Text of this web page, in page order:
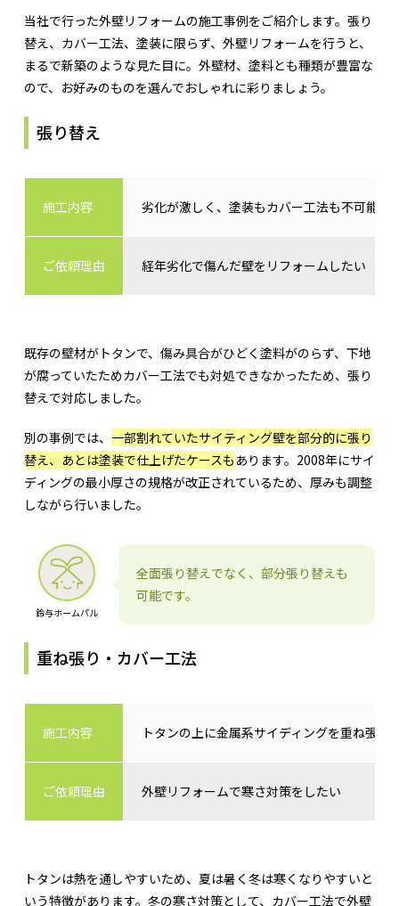
当社で行った外壁リフォームの施工事例をご紹介します。張り
替え、カバー工法、塗装に限らず、外壁リフォームを行うと、
まるで新築のような見た目に。外壁材、塗料とも種類が豊富な
ので、お好みのものを選んでおしゃれに彩りましょう。
張り替え
施工内容 劣化が激しく、塗装もカバー工法も不可能だ
ご依頼理由 経年劣化で傷んだ壁をリフォームしたい
既存の壁材がトタンで、傷み具合がひどく塗料がのらず、下地
が腐っていたためカバー工法でも対処できなかったため、張り
替えで対応しました。
別の事例では、 一部割れていたサイティング壁を部分的に張り
替え、あとは塗装で仕上げたケースも あります。2008年にサイ
ディングの最小厚さの規格が改正されているため、厚みも調整
しながら行いました。
鈴与ホームパル
全面張り替えでなく、部分張り替えも
可能です。
重ね張り・カバー工法
施工内容 トタンの上に金属系サイディングを重ね張り
ご依頼理由 外壁リフォームで寒さ対策をしたい
トタンは熱を通しやすいため、夏は暑く冬は寒くなりやすいと
いう特徴があります。冬の寒さ対策として、カバー工法で外壁